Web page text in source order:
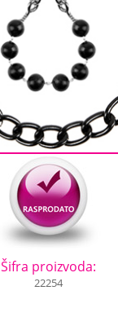
Šifra proizvoda:
22254